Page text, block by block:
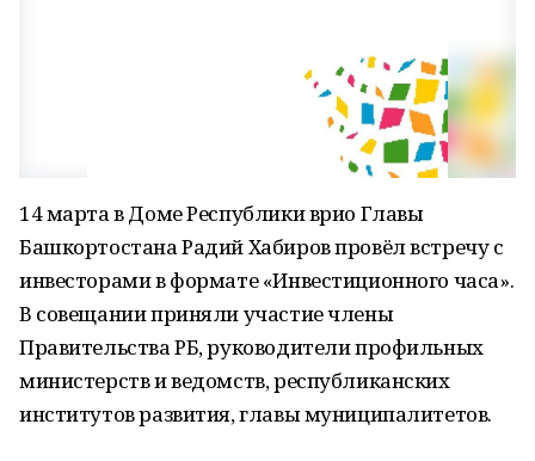
14 марта в Доме Республики врио Главы
Башкортостана Радий Хабиров провёл встречу с
инвесторами в формате «Инвестиционного часа».
В совещании приняли участие члены
Правительства РБ, руководители профильных
министерств и ведомств, республиканских
институтов развития, главы муниципалитетов.